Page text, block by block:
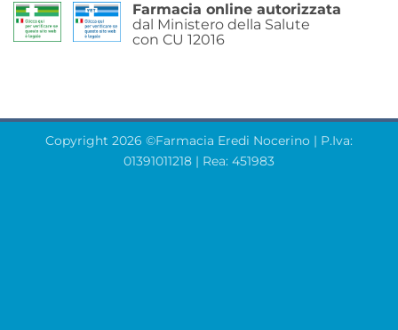
Farmacia online autorizzata
dal Ministero della Salute
con CU 12016
Copyright 2026 ©Farmacia Eredi Nocerino | P.Iva:
01391011218 | Rea: 451983